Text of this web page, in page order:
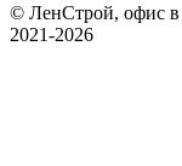
© ЛенСтрой, офис в
2021-2026